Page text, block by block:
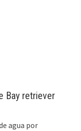
Bay retriever
agua por